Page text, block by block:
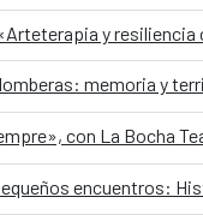
memoria y